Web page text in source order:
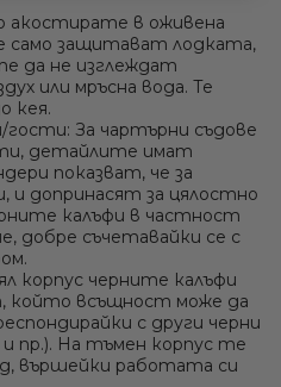
Ние ще се свържем с вас в
акостирате в оживена
само защитават лодката,
да не изглеждат
или мръсна вода. Те
кея.
гости: За чартърни съдове
детайлите имат
показват, че за
и допринасят за цялостно
калъфи в частност
добре съчетавайки се с
корпус черните калъфи
който всъщност може да
с други черни
пр.). На тъмен корпус те
вършейки работата си